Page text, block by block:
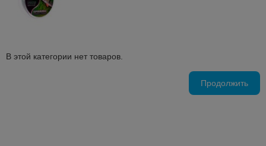
В этой категории нет товаров.
Продолжить